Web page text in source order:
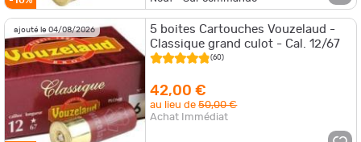
ajouté le 04/08/2026
5 boites Cartouches Vouzelaud -
Classique grand culot - Cal. 12/67
(60)
42,00 €
au lieu de50,00 €
Achat Immédiat